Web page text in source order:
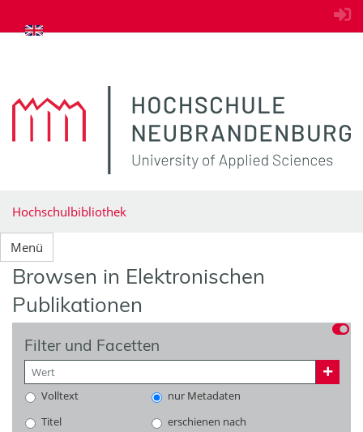
zum Inhalt springen
Hochschulbibliothek
Menü
Browsen in Elektronischen
Publikationen
Filter und Facetten
Volltext
nur Metadaten
Titel
erschienen nach